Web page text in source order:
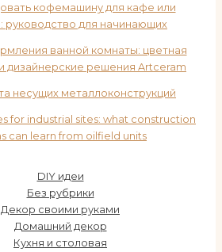
кофемашину для кафе или
руководство для начинающих
ванной комнаты: цветная
дизайнерские решения Artceram
несущих металлоконструкций
for industrial sites: what construction
can learn from oilfield units
DIY идеи
Без рубрики
Декор своими руками
Домашний декор
Кухня и столовая